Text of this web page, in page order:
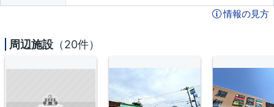
情報の見方
周辺施設 （20件）